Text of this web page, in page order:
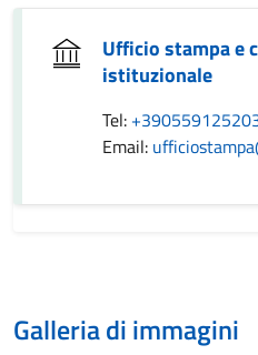
Ufficio stampa e
istituzionale
Tel:
Email:
Galleria di immagini